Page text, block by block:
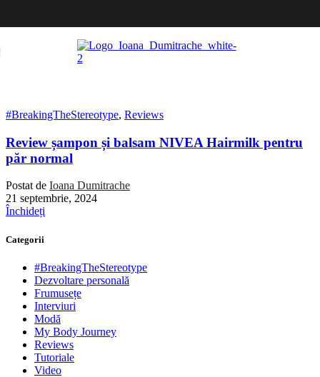
#BreakingTheStereotype, Reviews
Review șampon și balsam NIVEA Hairmilk pentru
păr normal
Postat de Ioana Dumitrache
21 septembrie, 2024
Închideți
Categorii
#BreakingTheStereotype
Dezvoltare personală
Frumusețe
Interviuri
Modă
My Body Journey
Reviews
Tutoriale
Video